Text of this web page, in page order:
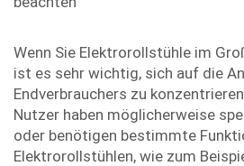
Wenn Sie Elektrorollstühle im
ist es sehr wichtig, sich auf die
Endverbrauchers zu
Nutzer haben möglicherweise
oder benötigen bestimmte
Elektrorollstühlen, wie zum